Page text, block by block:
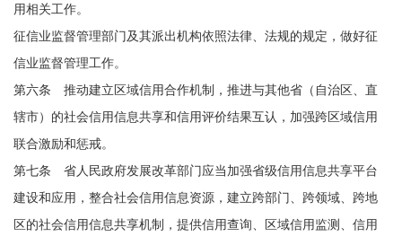
用相关工作。
征信业监督管理部门及其派出机构依照法律、法规的规定，做好征
信业监督管理工作。
第六条 推动建立区域信用合作机制，推进与其他省（自治区、直
辖市）的社会信用信息共享和信用评价结果互认，加强跨区域信用
联合激励和惩戒。
第七条 省人民政府发展改革部门应当加强省级信用信息共享平台
建设和应用，整合社会信用信息资源，建立跨部门、跨领域、跨地
区的社会信用信息共享机制，提供信用查询、区域信用监测、信用